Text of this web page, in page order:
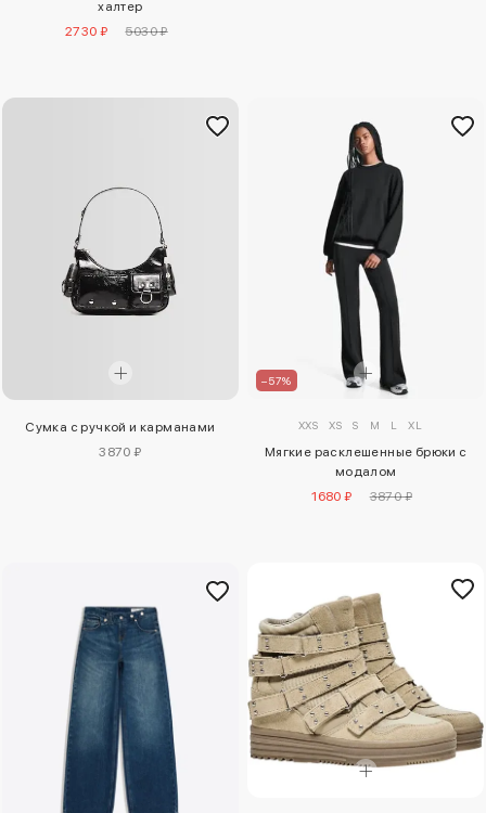
халтер
2730 ₽
5030 ₽
Сумка с ручкой и карманами
3870 ₽
–57%
XXS XS S M L XL
Мягкие расклешенные брюки с
модалом
1680 ₽
3870 ₽